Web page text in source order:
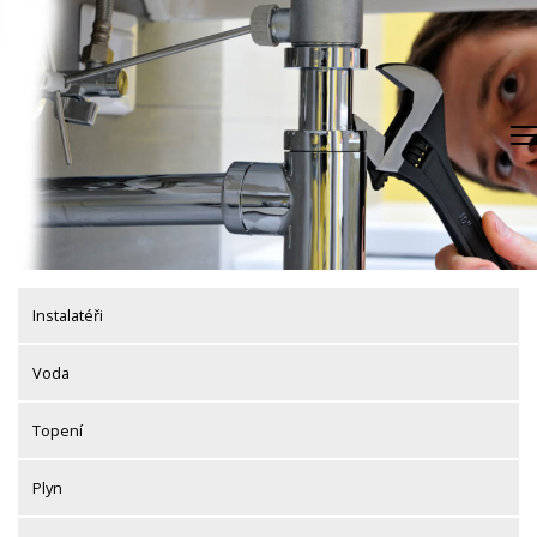
content
Instalatéři
Voda
Topení
Plyn